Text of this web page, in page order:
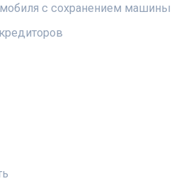
с сохранением машины